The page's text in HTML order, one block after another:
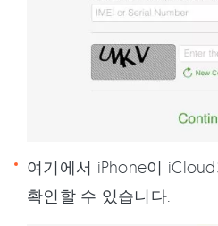
여기에서 iPhone이
확인할 수 있습니다.